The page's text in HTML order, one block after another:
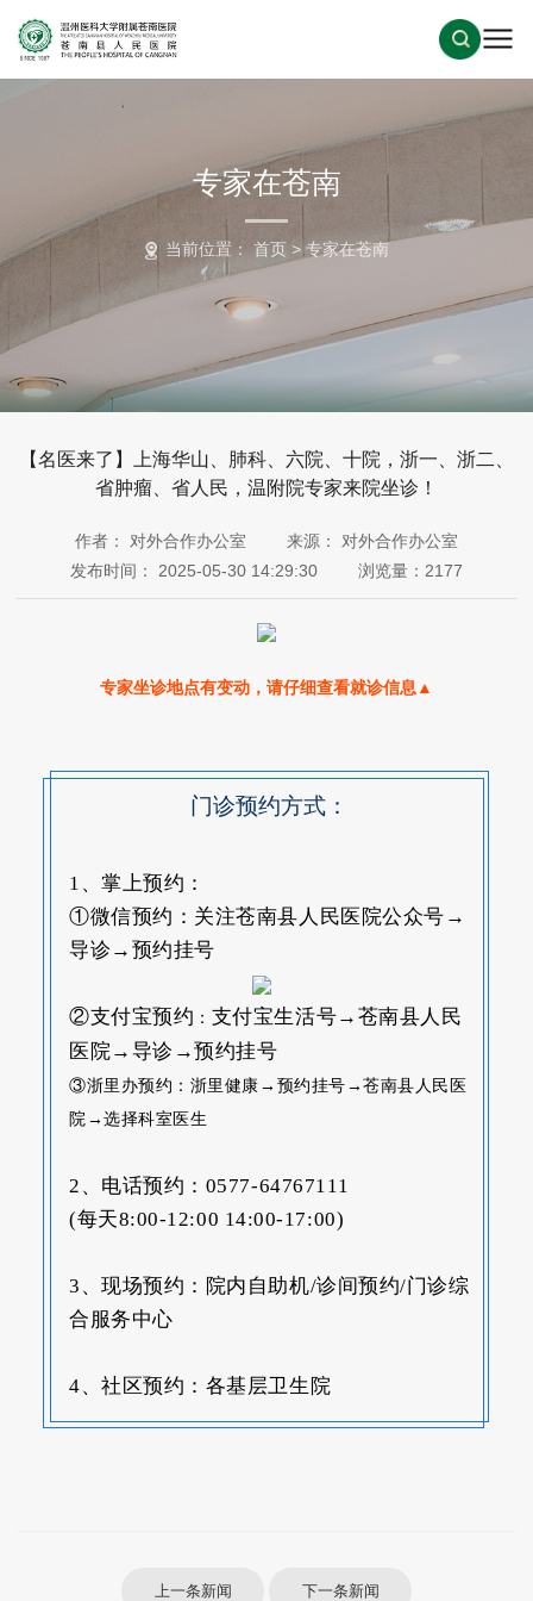
专家在苍南
当前位置： 首页>专家在苍南
【名医来了】上海华山、肺科、六院、十院，浙一、浙二、
省肿瘤、省人民，温附院专家来院坐诊！​
作者： 对外合作办公室 来源： 对外合作办公室
发布时间： 2025-05-30 14:29:30 浏览量： 2177
专家坐诊地点有变动，请仔细查看就诊信息▲
门诊预约方式：
1、掌上预约：
①微信预约：关注苍南县人民医院公众号→
导诊→预约挂号
②支付宝预约 ： 支付宝生活号→苍南县人民
医院→导诊→预约挂号
③浙里办预约：浙里健康→预约挂号→苍南县人民医
院→选择科室医生
2、电话预约：0577-64767111
(每天8:00-12:00 14:00-17:00)
3、现场预约：院内自助机/诊间预约/门诊综
合服务中心
4、社区预约：各基层卫生院
上一条新闻 下一条新闻